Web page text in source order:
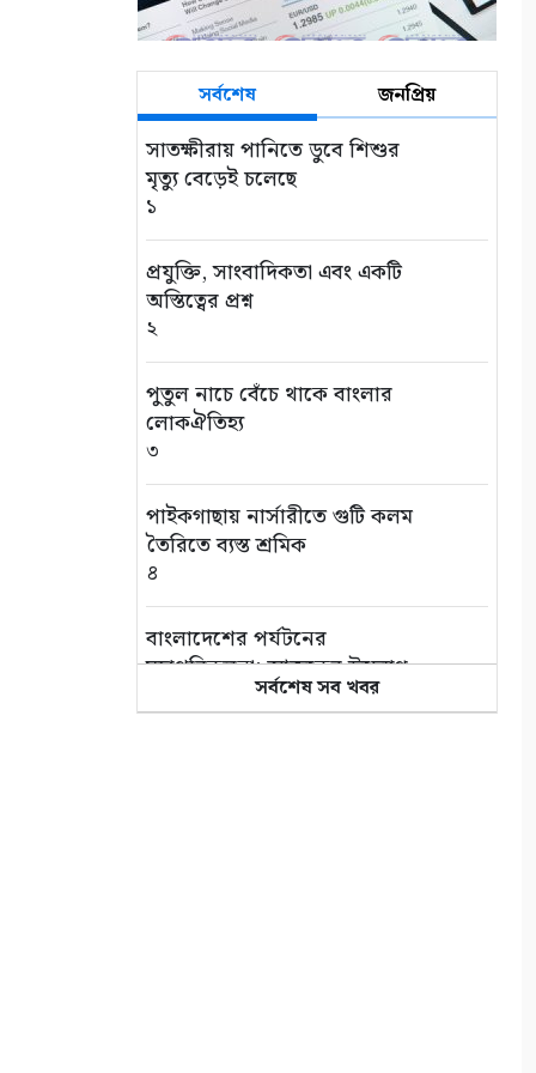
সর্বশেষ জনপ্রিয়
সাতক্ষীরায় পানিতে ডুবে শিশুর
মৃত্যু বেড়েই চলেছে
১
প্রযুক্তি, সাংবাদিকতা এবং একটি
অস্তিত্বের প্রশ্ন
২
পুতুল নাচে বেঁচে থাকে বাংলার
লোকঐতিহ্য
৩
পাইকগাছায় নার্সারীতে গুটি কলম
তৈরিতে ব্যস্ত শ্রমিক
৪
বাংলাদেশের পর্যটনের
মহাপরিকল্পনা: আজকের উদ্যোগ,
আগামীর বাংলাদেশ
৫
সর্বশেষ সব খবর